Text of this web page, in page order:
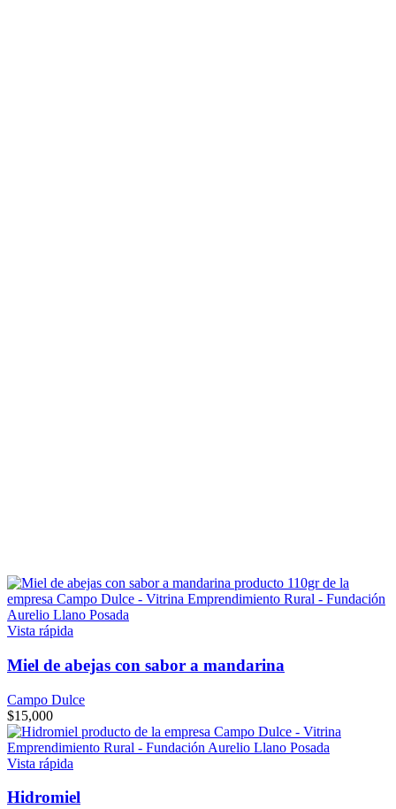
Vista rápida
Miel de abejas con sabor a mandarina
Campo Dulce
$15,000
Vista rápida
Hidromiel